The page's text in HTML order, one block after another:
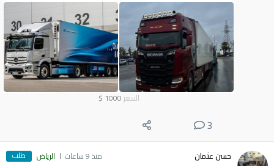
السعر 1000
$
3
حسن عثمان منذ 9 ساعات الرياض طلب